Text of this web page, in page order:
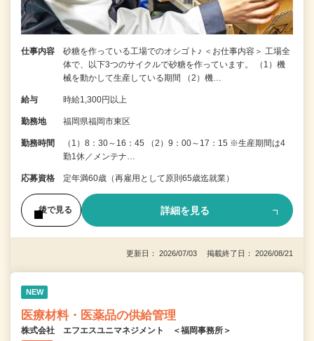
仕事内容
砂糖を作っている工場でのオシゴト♪ ＜お仕事内容＞ 工場全
体で、以下3つのサイクルで砂糖を作っています。 （1）機
械を動かして生産している期間 （2）機…
給与 時給1,300円以上
勤務地 福岡県福岡市東区
勤務時間
（1）8：30～16：45 （2）9：00～17：15 ※生産期間は4
勤1休／メンテナ…
応募資格 定年満60歳（再雇用として原則65歳迄就業）
後で見る 詳細を見る
更新日： 2026/07/03 掲載終了日： 2026/08/21
NEW
医療材料・医薬品の供給管理
株式会社 エフエスユニマネジメント ＜福岡事務所＞